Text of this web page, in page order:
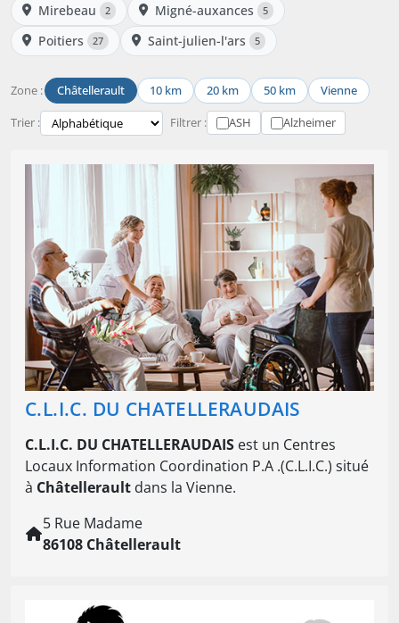
Mirebeau 2 Migné-auxances 5
Poitiers 27 Saint-julien-l'ars 5
Zone : Châtellerault 10 km 20 km 50 km Vienne
Trier : Filtrer : ASH Alzheimer
C.L.I.C. DU CHATELLERAUDAIS
C.L.I.C. DU CHATELLERAUDAIS est un Centres
Locaux Information Coordination P.A .(C.L.I.C.) situé
à Châtellerault dans la Vienne.
5 Rue Madame
86108 Châtellerault